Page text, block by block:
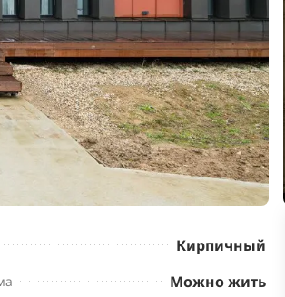
Кирпичный
Можно жить